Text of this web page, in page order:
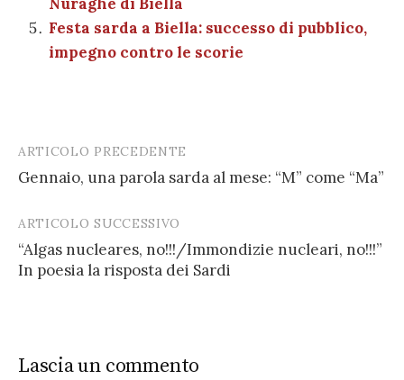
Festa sarda a Biella: successo di pubblico,
impegno contro le scorie
Post
navigation
ARTICOLO PRECEDENTE
Gennaio, una parola sarda al mese: “M” come “Ma”
ARTICOLO SUCCESSIVO
“Algas nucleares, no!!!/Immondizie nucleari, no!!!”
In poesia la risposta dei Sardi
Lascia un commento